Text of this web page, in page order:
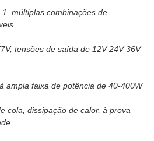
1, múltiplas combinações de
tensões de saída de 12V 24V 36V
ampla faixa de potência de 40-400W
cola, dissipação de calor, à prova